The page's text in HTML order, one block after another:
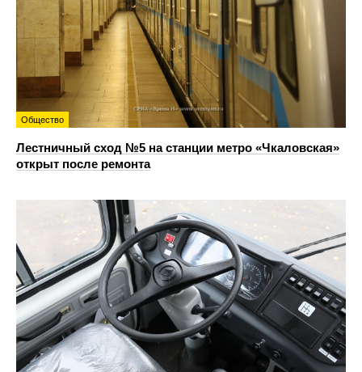
Общество
Лестничный сход №5 на станции метро «Чкаловская»
открыт после ремонта